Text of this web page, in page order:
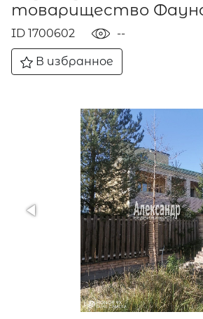
товарищество
ID 1700602 --
В избранное